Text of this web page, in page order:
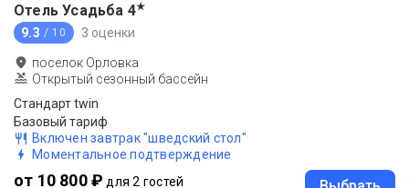
Отель Усадьба 4★
9.3 / 10 3 оценки
поселок Орловка
Открытый сезонный бассейн
Стандарт twin
Базовый тариф
Включен завтрак "шведский стол"
Моментальное подтверждение
от 10 800 ₽ для 2 гостей